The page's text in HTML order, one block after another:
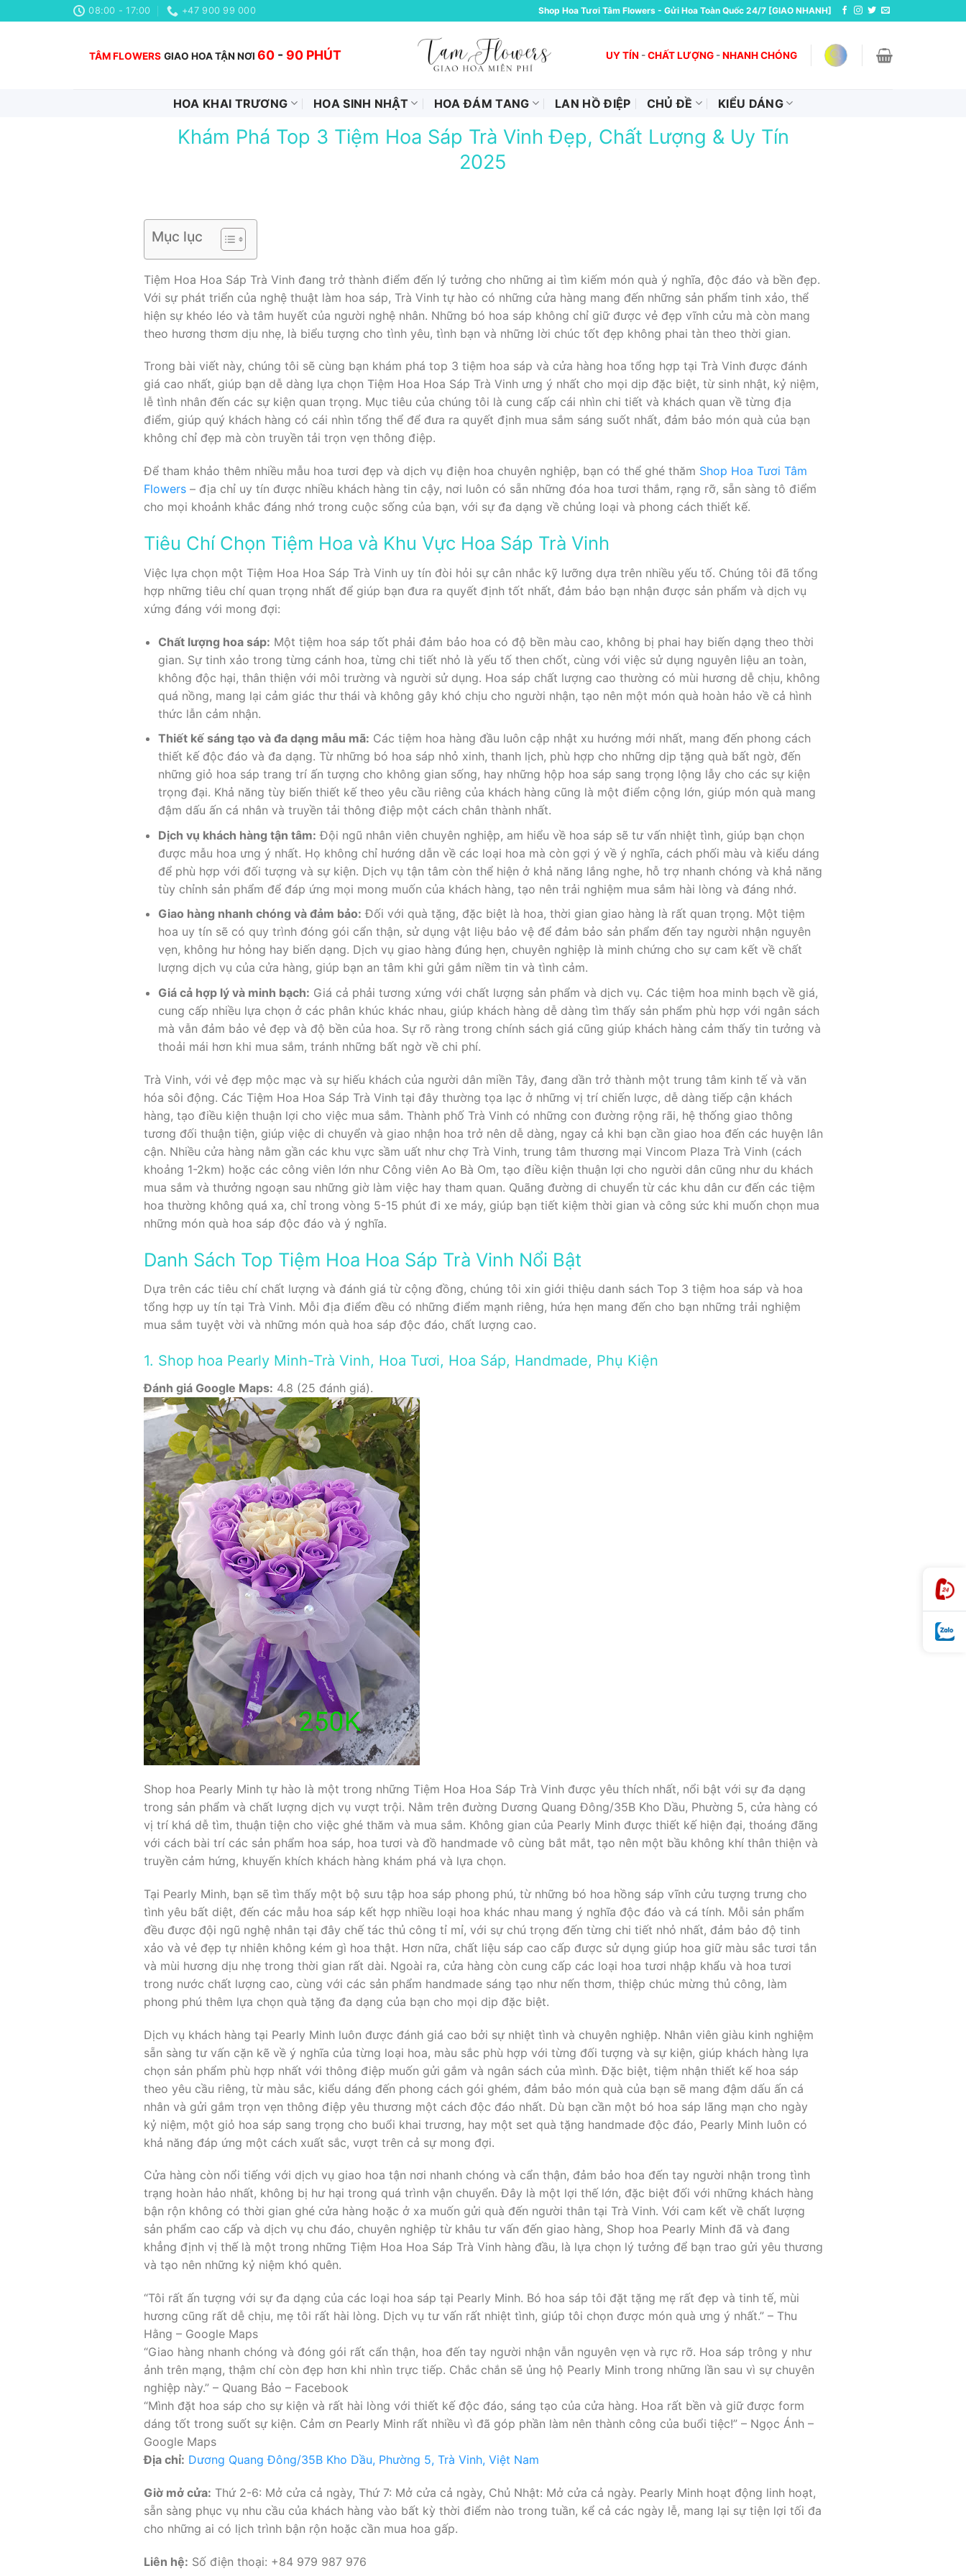
đến
08:00 - 17:00 +47 900 99 000 Shop Hoa Tươi Tâm Flowers - Gửi Hoa Toàn Quốc 24/7 [GIAO NHANH]
TÂM FLOWERS GIAO HOA TẬN NƠI 60 - 90 PHÚT UY TÍN -CHẤT LƯỢNG -NHANH CHÓNG
HOA KHAI TRƯƠNG HOA SINH NHẬT HOA ĐÁM TANG LAN HỒ ĐIỆP CHỦ ĐỀ KIỂU DÁNG
Khám Phá Top 3 Tiệm Hoa Sáp Trà Vinh Đẹp, Chất Lượng & Uy Tín
2025
Mục lục
Tiệm Hoa Hoa Sáp Trà Vinh đang trở thành điểm đến lý tưởng cho những ai tìm kiếm món quà ý nghĩa, độc đáo và bền đẹp.
Với sự phát triển của nghệ thuật làm hoa sáp, Trà Vinh tự hào có những cửa hàng mang đến những sản phẩm tinh xảo, thể
hiện sự khéo léo và tâm huyết của người nghệ nhân. Những bó hoa sáp không chỉ giữ được vẻ đẹp vĩnh cửu mà còn mang
theo hương thơm dịu nhẹ, là biểu tượng cho tình yêu, tình bạn và những lời chúc tốt đẹp không phai tàn theo thời gian.
Trong bài viết này, chúng tôi sẽ cùng bạn khám phá top 3 tiệm hoa sáp và cửa hàng hoa tổng hợp tại Trà Vinh được đánh
giá cao nhất, giúp bạn dễ dàng lựa chọn Tiệm Hoa Hoa Sáp Trà Vinh ưng ý nhất cho mọi dịp đặc biệt, từ sinh nhật, kỷ niệm,
lễ tình nhân đến các sự kiện quan trọng. Mục tiêu của chúng tôi là cung cấp cái nhìn chi tiết và khách quan về từng địa
điểm, giúp quý khách hàng có cái nhìn tổng thể để đưa ra quyết định mua sắm sáng suốt nhất, đảm bảo món quà của bạn
không chỉ đẹp mà còn truyền tải trọn vẹn thông điệp.
Để tham khảo thêm nhiều mẫu hoa tươi đẹp và dịch vụ điện hoa chuyên nghiệp, bạn có thể ghé thăm Shop Hoa Tươi Tâm
Flowers– địa chỉ uy tín được nhiều khách hàng tin cậy, nơi luôn có sẵn những đóa hoa tươi thắm, rạng rỡ, sẵn sàng tô điểm
cho mọi khoảnh khắc đáng nhớ trong cuộc sống của bạn, với sự đa dạng về chủng loại và phong cách thiết kế.
Tiêu Chí Chọn Tiệm Hoa và Khu Vực Hoa Sáp Trà Vinh
Việc lựa chọn một Tiệm Hoa Hoa Sáp Trà Vinh uy tín đòi hỏi sự cân nhắc kỹ lưỡng dựa trên nhiều yếu tố. Chúng tôi đã tổng
hợp những tiêu chí quan trọng nhất để giúp bạn đưa ra quyết định tốt nhất, đảm bảo bạn nhận được sản phẩm và dịch vụ
xứng đáng với mong đợi:
Chất lượng hoa sáp: Một tiệm hoa sáp tốt phải đảm bảo hoa có độ bền màu cao, không bị phai hay biến dạng theo thời
gian. Sự tinh xảo trong từng cánh hoa, từng chi tiết nhỏ là yếu tố then chốt, cùng với việc sử dụng nguyên liệu an toàn,
không độc hại, thân thiện với môi trường và người sử dụng. Hoa sáp chất lượng cao thường có mùi hương dễ chịu, không
quá nồng, mang lại cảm giác thư thái và không gây khó chịu cho người nhận, tạo nên một món quà hoàn hảo về cả hình
thức lẫn cảm nhận.
Thiết kế sáng tạo và đa dạng mẫu mã: Các tiệm hoa hàng đầu luôn cập nhật xu hướng mới nhất, mang đến phong cách
thiết kế độc đáo và đa dạng. Từ những bó hoa sáp nhỏ xinh, thanh lịch, phù hợp cho những dịp tặng quà bất ngờ, đến
những giỏ hoa sáp trang trí ấn tượng cho không gian sống, hay những hộp hoa sáp sang trọng lộng lẫy cho các sự kiện
trọng đại. Khả năng tùy biến thiết kế theo yêu cầu riêng của khách hàng cũng là một điểm cộng lớn, giúp món quà mang
đậm dấu ấn cá nhân và truyền tải thông điệp một cách chân thành nhất.
Dịch vụ khách hàng tận tâm: Đội ngũ nhân viên chuyên nghiệp, am hiểu về hoa sáp sẽ tư vấn nhiệt tình, giúp bạn chọn
được mẫu hoa ưng ý nhất. Họ không chỉ hướng dẫn về các loại hoa mà còn gợi ý về ý nghĩa, cách phối màu và kiểu dáng
để phù hợp với đối tượng và sự kiện. Dịch vụ tận tâm còn thể hiện ở khả năng lắng nghe, hỗ trợ nhanh chóng và khả năng
tùy chỉnh sản phẩm để đáp ứng mọi mong muốn của khách hàng, tạo nên trải nghiệm mua sắm hài lòng và đáng nhớ.
Giao hàng nhanh chóng và đảm bảo: Đối với quà tặng, đặc biệt là hoa, thời gian giao hàng là rất quan trọng. Một tiệm
hoa uy tín sẽ có quy trình đóng gói cẩn thận, sử dụng vật liệu bảo vệ để đảm bảo sản phẩm đến tay người nhận nguyên
vẹn, không hư hỏng hay biến dạng. Dịch vụ giao hàng đúng hẹn, chuyên nghiệp là minh chứng cho sự cam kết về chất
lượng dịch vụ của cửa hàng, giúp bạn an tâm khi gửi gắm niềm tin và tình cảm.
Giá cả hợp lý và minh bạch: Giá cả phải tương xứng với chất lượng sản phẩm và dịch vụ. Các tiệm hoa minh bạch về giá,
cung cấp nhiều lựa chọn ở các phân khúc khác nhau, giúp khách hàng dễ dàng tìm thấy sản phẩm phù hợp với ngân sách
mà vẫn đảm bảo vẻ đẹp và độ bền của hoa. Sự rõ ràng trong chính sách giá cũng giúp khách hàng cảm thấy tin tưởng và
thoải mái hơn khi mua sắm, tránh những bất ngờ về chi phí.
Trà Vinh, với vẻ đẹp mộc mạc và sự hiếu khách của người dân miền Tây, đang dần trở thành một trung tâm kinh tế và văn
hóa sôi động. Các Tiệm Hoa Hoa Sáp Trà Vinh tại đây thường tọa lạc ở những vị trí chiến lược, dễ dàng tiếp cận khách
hàng, tạo điều kiện thuận lợi cho việc mua sắm. Thành phố Trà Vinh có những con đường rộng rãi, hệ thống giao thông
tương đối thuận tiện, giúp việc di chuyển và giao nhận hoa trở nên dễ dàng, ngay cả khi bạn cần giao hoa đến các huyện lân
cận. Nhiều cửa hàng nằm gần các khu vực sầm uất như chợ Trà Vinh, trung tâm thương mại Vincom Plaza Trà Vinh (cách
khoảng 1-2km) hoặc các công viên lớn như Công viên Ao Bà Om, tạo điều kiện thuận lợi cho người dân cũng như du khách
mua sắm và thưởng ngoạn sau những giờ làm việc hay tham quan. Quãng đường di chuyển từ các khu dân cư đến các tiệm
hoa thường không quá xa, chỉ trong vòng 5-15 phút đi xe máy, giúp bạn tiết kiệm thời gian và công sức khi muốn chọn mua
những món quà hoa sáp độc đáo và ý nghĩa.
Danh Sách Top Tiệm Hoa Hoa Sáp Trà Vinh Nổi Bật
Dựa trên các tiêu chí chất lượng và đánh giá từ cộng đồng, chúng tôi xin giới thiệu danh sách Top 3 tiệm hoa sáp và hoa
tổng hợp uy tín tại Trà Vinh. Mỗi địa điểm đều có những điểm mạnh riêng, hứa hẹn mang đến cho bạn những trải nghiệm
mua sắm tuyệt vời và những món quà hoa sáp độc đáo, chất lượng cao.
1. Shop hoa Pearly Minh-Trà Vinh, Hoa Tươi, Hoa Sáp, Handmade, Phụ Kiện
Đánh giá Google Maps: 4.8 (25 đánh giá).
Shop hoa Pearly Minh tự hào là một trong những Tiệm Hoa Hoa Sáp Trà Vinh được yêu thích nhất, nổi bật với sự đa dạng
trong sản phẩm và chất lượng dịch vụ vượt trội. Nằm trên đường Dương Quang Đông/35B Kho Dầu, Phường 5, cửa hàng có
vị trí khá dễ tìm, thuận tiện cho việc ghé thăm và mua sắm. Không gian của Pearly Minh được thiết kế hiện đại, thoáng đãng
với cách bài trí các sản phẩm hoa sáp, hoa tươi và đồ handmade vô cùng bắt mắt, tạo nên một bầu không khí thân thiện và
truyền cảm hứng, khuyến khích khách hàng khám phá và lựa chọn.
Tại Pearly Minh, bạn sẽ tìm thấy một bộ sưu tập hoa sáp phong phú, từ những bó hoa hồng sáp vĩnh cửu tượng trưng cho
tình yêu bất diệt, đến các mẫu hoa sáp kết hợp nhiều loại hoa khác nhau mang ý nghĩa độc đáo và cá tính. Mỗi sản phẩm
đều được đội ngũ nghệ nhân tại đây chế tác thủ công tỉ mỉ, với sự chú trọng đến từng chi tiết nhỏ nhất, đảm bảo độ tinh
xảo và vẻ đẹp tự nhiên không kém gì hoa thật. Hơn nữa, chất liệu sáp cao cấp được sử dụng giúp hoa giữ màu sắc tươi tắn
và mùi hương dịu nhẹ trong thời gian rất dài. Ngoài ra, cửa hàng còn cung cấp các loại hoa tươi nhập khẩu và hoa tươi
trong nước chất lượng cao, cùng với các sản phẩm handmade sáng tạo như nến thơm, thiệp chúc mừng thủ công, làm
phong phú thêm lựa chọn quà tặng đa dạng của bạn cho mọi dịp đặc biệt.
Dịch vụ khách hàng tại Pearly Minh luôn được đánh giá cao bởi sự nhiệt tình và chuyên nghiệp. Nhân viên giàu kinh nghiệm
sẵn sàng tư vấn cặn kẽ về ý nghĩa của từng loại hoa, màu sắc phù hợp với từng đối tượng và sự kiện, giúp khách hàng lựa
chọn sản phẩm phù hợp nhất với thông điệp muốn gửi gắm và ngân sách của mình. Đặc biệt, tiệm nhận thiết kế hoa sáp
theo yêu cầu riêng, từ màu sắc, kiểu dáng đến phong cách gói ghém, đảm bảo món quà của bạn sẽ mang đậm dấu ấn cá
nhân và gửi gắm trọn vẹn thông điệp yêu thương một cách độc đáo nhất. Dù bạn cần một bó hoa sáp lãng mạn cho ngày
kỷ niệm, một giỏ hoa sáp sang trọng cho buổi khai trương, hay một set quà tặng handmade độc đáo, Pearly Minh luôn có
khả năng đáp ứng một cách xuất sắc, vượt trên cả sự mong đợi.
Cửa hàng còn nổi tiếng với dịch vụ giao hoa tận nơi nhanh chóng và cẩn thận, đảm bảo hoa đến tay người nhận trong tình
trạng hoàn hảo nhất, không bị hư hại trong quá trình vận chuyển. Đây là một lợi thế lớn, đặc biệt đối với những khách hàng
bận rộn không có thời gian ghé cửa hàng hoặc ở xa muốn gửi quà đến người thân tại Trà Vinh. Với cam kết về chất lượng
sản phẩm cao cấp và dịch vụ chu đáo, chuyên nghiệp từ khâu tư vấn đến giao hàng, Shop hoa Pearly Minh đã và đang
khẳng định vị thế là một trong những Tiệm Hoa Hoa Sáp Trà Vinh hàng đầu, là lựa chọn lý tưởng để bạn trao gửi yêu thương
và tạo nên những kỷ niệm khó quên.
“Tôi rất ấn tượng với sự đa dạng của các loại hoa sáp tại Pearly Minh. Bó hoa sáp tôi đặt tặng mẹ rất đẹp và tinh tế, mùi
hương cũng rất dễ chịu, mẹ tôi rất hài lòng. Dịch vụ tư vấn rất nhiệt tình, giúp tôi chọn được món quà ưng ý nhất.” – Thu
Hằng – Google Maps
“Giao hàng nhanh chóng và đóng gói rất cẩn thận, hoa đến tay người nhận vẫn nguyên vẹn và rực rỡ. Hoa sáp trông y như
ảnh trên mạng, thậm chí còn đẹp hơn khi nhìn trực tiếp. Chắc chắn sẽ ủng hộ Pearly Minh trong những lần sau vì sự chuyên
nghiệp này.” – Quang Bảo – Facebook
“Mình đặt hoa sáp cho sự kiện và rất hài lòng với thiết kế độc đáo, sáng tạo của cửa hàng. Hoa rất bền và giữ được form
dáng tốt trong suốt sự kiện. Cảm ơn Pearly Minh rất nhiều vì đã góp phần làm nên thành công của buổi tiệc!” – Ngọc Ánh –
Google Maps
Địa chỉ: Dương Quang Đông/35B Kho Dầu, Phường 5, Trà Vinh, Việt Nam
Giờ mở cửa: Thứ 2-6: Mở cửa cả ngày, Thứ 7: Mở cửa cả ngày, Chủ Nhật: Mở cửa cả ngày. Pearly Minh hoạt động linh hoạt,
sẵn sàng phục vụ nhu cầu của khách hàng vào bất kỳ thời điểm nào trong tuần, kể cả các ngày lễ, mang lại sự tiện lợi tối đa
cho những ai có lịch trình bận rộn hoặc cần mua hoa gấp.
Liên hệ: Số điện thoại: +84 979 987 976